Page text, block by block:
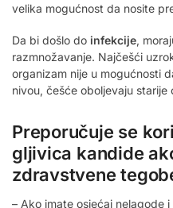
velika mogućnost da nosite
Da bi došlo do infekcije,
razmnožavanje. Najčešći
organizam nije u mogućnosti
nivou, češće oboljevaju
Preporučuje se
gljivica kandide
zdravstvene
– Ako imate osjećaj nelagode